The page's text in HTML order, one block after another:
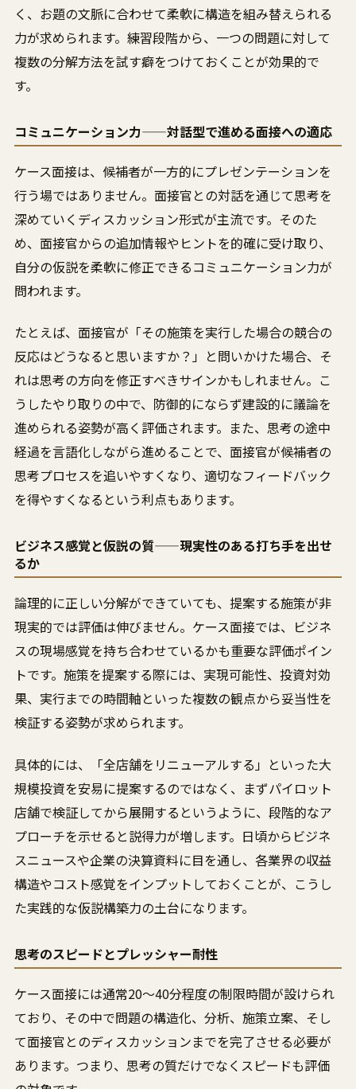
く、お題の文脈に合わせて柔軟に構造を組み替えられる
力が求められます。練習段階から、一つの問題に対して
複数の分解方法を試す癖をつけておくことが効果的で
す。
コミュニケーション力——対話型で進める面接への適応
ケース面接は、候補者が一方的にプレゼンテーションを
行う場ではありません。面接官との対話を通じて思考を
深めていくディスカッション形式が主流です。そのた
め、面接官からの追加情報やヒントを的確に受け取り、
自分の仮説を柔軟に修正できるコミュニケーション力が
問われます。
たとえば、面接官が「その施策を実行した場合の競合の
反応はどうなると思いますか？」と問いかけた場合、そ
れは思考の方向を修正すべきサインかもしれません。こ
うしたやり取りの中で、防御的にならず建設的に議論を
進められる姿勢が高く評価されます。また、思考の途中
経過を言語化しながら進めることで、面接官が候補者の
思考プロセスを追いやすくなり、適切なフィードバック
を得やすくなるという利点もあります。
ビジネス感覚と仮説の質——現実性のある打ち手を出せ
るか
論理的に正しい分解ができていても、提案する施策が非
現実的では評価は伸びません。ケース面接では、ビジネ
スの現場感覚を持ち合わせているかも重要な評価ポイン
トです。施策を提案する際には、実現可能性、投資対効
果、実行までの時間軸といった複数の観点から妥当性を
検証する姿勢が求められます。
具体的には、「全店舗をリニューアルする」といった大
規模投資を安易に提案するのではなく、まずパイロット
店舗で検証してから展開するというように、段階的なア
プローチを示せると説得力が増します。日頃からビジネ
スニュースや企業の決算資料に目を通し、各業界の収益
構造やコスト感覚をインプットしておくことが、こうし
た実践的な仮説構築力の土台になります。
思考のスピードとプレッシャー耐性
ケース面接には通常20〜40分程度の制限時間が設けられ
ており、その中で問題の構造化、分析、施策立案、そし
て面接官とのディスカッションまでを完了させる必要が
あります。つまり、思考の質だけでなくスピードも評価